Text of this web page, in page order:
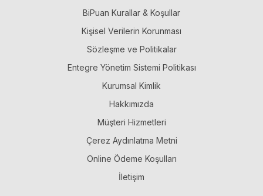
BiPuan Kurallar & Koşullar
Kişisel Verilerin Korunması
Sözleşme ve Politikalar
Entegre Yönetim Sistemi Politikası
Kurumsal Kimlik
Hakkımızda
Müşteri Hizmetleri
Çerez Aydınlatma Metni
Online Ödeme Koşulları
İletişim